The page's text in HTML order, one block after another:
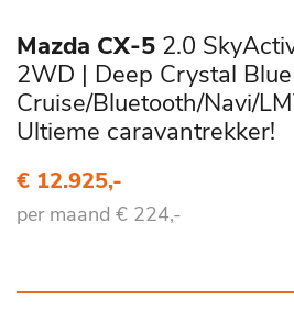
Mazda CX-5 2.0
2WD | Deep Crystal
Cruise/Bluetooth/Navi/
Ultieme caravantrekker!
€ 12.925,-
per maand € 224,-